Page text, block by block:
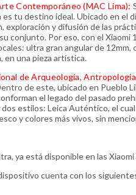
Contemporáneo (MAC Lima):
es tu destino ideal. Ubicado en el
exploración y difusión de las
conjunto. Por eso, con el
ultra gran angular de 12mm,
en una pieza artística.
de Arqueología,
de este, ubicado en Pueblo
el legado del pasado
estilos: Leica Auténtico, el
y colores más vivos, sin
ya está disponible en las
cuenta con los